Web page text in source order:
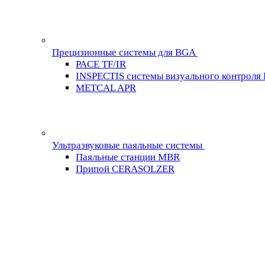
Прецизионные системы для BGA
PACE TF/IR
INSPECTIS системы визуального контроля
METCAL APR
Ультразвуковые паяльные системы
Паяльные станции MBR
Припой CERASOLZER